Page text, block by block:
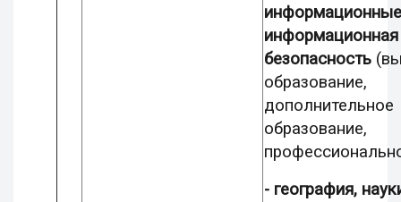
информационная
безопасность
образование,
дополнительное
образование,
- география,